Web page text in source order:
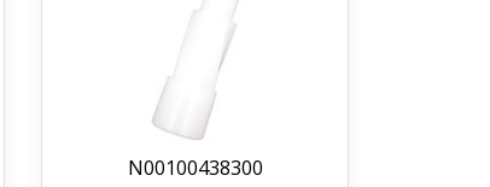
N00100438300